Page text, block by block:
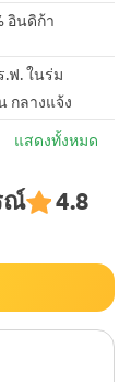
อินดิก้า
.ฟ. ในร่ม
กลางแจ้ง
แสดงทั้งหมด
ณ์ 4.8